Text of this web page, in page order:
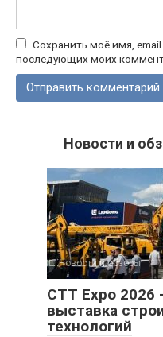
Сохранить моё имя,
последующих моих
Новости и
Новости и обзоры
CTT Expo
выставка
технологий